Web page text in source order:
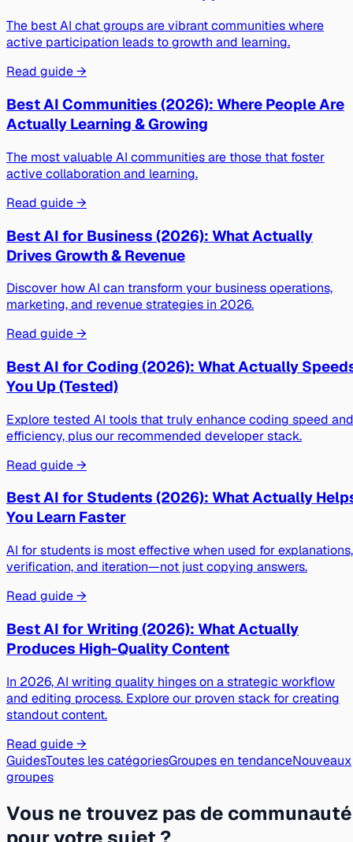
The best AI chat groups are vibrant communities where
active participation leads to growth and learning.
Read guide →
Best AI Communities (2026): Where People Are
Actually Learning & Growing
The most valuable AI communities are those that foster
active collaboration and learning.
Read guide →
Best AI for Business (2026): What Actually
Drives Growth & Revenue
Discover how AI can transform your business operations,
marketing, and revenue strategies in 2026.
Read guide →
Best AI for Coding (2026): What Actually
You Up (Tested)
Explore tested AI tools that truly enhance coding speed and
efficiency, plus our recommended developer stack.
Read guide →
Best AI for Students (2026): What Actually
You Learn Faster
AI for students is most effective when used for explanations,
verification, and iteration—not just copying answers.
Read guide →
Best AI for Writing (2026): What Actually
Produces High-Quality Content
In 2026, AI writing quality hinges on a strategic workflow
and editing process. Explore our proven stack for creating
standout content.
Read guide →
GuidesToutes les catégoriesGroupes en tendanceNouveaux
groupes
Vous ne trouvez pas de communauté